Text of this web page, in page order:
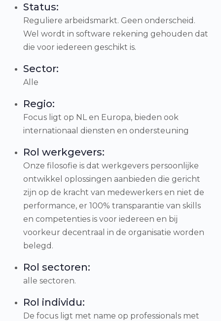
Status:
Reguliere arbeidsmarkt. Geen onderscheid.
Wel wordt in software rekening gehouden dat
die voor iedereen geschikt is.
Sector:
Alle
Regio:
Focus ligt op NL en Europa, bieden ook
internationaal diensten en ondersteuning
Rol werkgevers:
Onze filosofie is dat werkgevers persoonlijke
ontwikkel oplossingen aanbieden die gericht
zijn op de kracht van medewerkers en niet de
performance, er 100% transparantie van skills
en competenties is voor iedereen en bij
voorkeur decentraal in de organisatie worden
belegd.
Rol sectoren:
alle sectoren.
Rol individu:
De focus ligt met name op professionals met